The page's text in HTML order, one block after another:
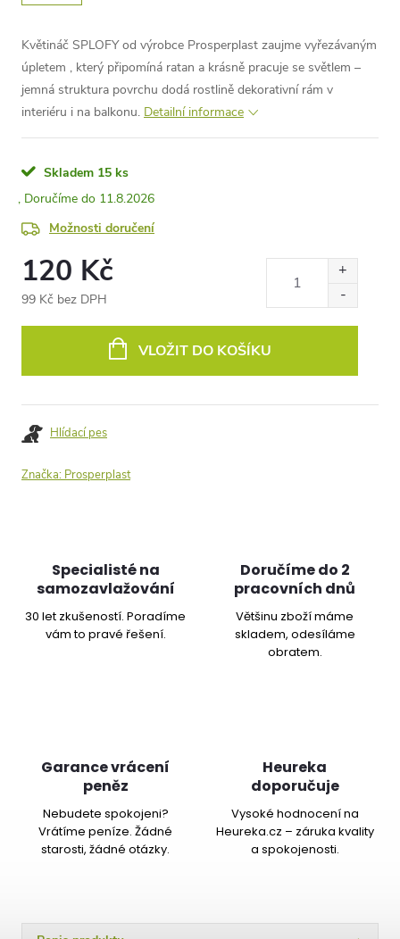
Květináč SPLOFY od výrobce Prosperplast zaujme vyřezávaným
úpletem , který připomíná ratan a krásně pracuje se světlem –
jemná struktura povrchu dodá rostlině dekorativní rám v
interiéru i na balkonu. Detailní informace
Skladem 15 ks
11.8.2026
Možnosti doručení
120 Kč
99 Kč bez DPH
VLOŽIT DO KOŠÍKU
Hlídací pes
Značka: Prosperplast
Specialisté na
samozavlažování
30 let zkušeností. Poradíme
vám to pravé řešení.
Doručíme do 2
pracovních dnů
Většinu zboží máme
skladem, odesíláme
obratem.
Garance vrácení
peněz
Nebudete spokojeni?
Vrátíme peníze. Žádné
starosti, žádné otázky.
Heureka
doporučuje
Vysoké hodnocení na
Heureka.cz – záruka kvality
a spokojenosti.